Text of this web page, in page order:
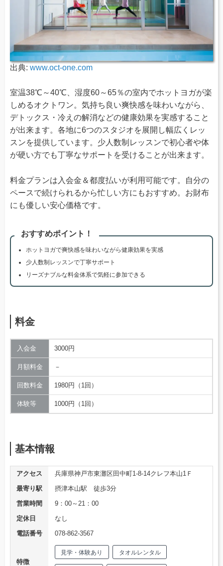
出典: www.oct-one.com
室温38℃～40℃、湿度60～65％の室内でホットヨガが楽
しめるオクトワン。気持ち良い爽快感を味わいながら、
デトックス・冷えの解消などの健康効果を実感すること
が出来ます。各地に6つのスタジオを展開し幅広くレッ
スンを提供しています。少人数制レッスンで初心者や体
が硬い方でも丁寧なサポートを受けることが出来ます。
料金プランは入会金＆都度払いが利用可能です。自分の
ペースで続けられるから忙しい方にもおすすめ。お財布
にも優しい安心価格です。
おすすめポイント！
ホットヨガで爽快感を味わいながら健康効果を実感
少人数制レッスンで丁寧サポート
リーズナブルな料金体系で気軽に参加できる
料金
入会金 3000円
月額料金 －
回数料金 1980円（1回）
体験等 1000円（1回）
基本情報
アクセス
兵庫県神戸市東灘区田中町1-8-14クレフ本山1Ｆ
最寄り駅
摂津本山駅 徒歩3分
営業時間
9：00～21：00
定休日
なし
電話番号
078-862-3567
特徴
見学・体験あり タオルレンタル